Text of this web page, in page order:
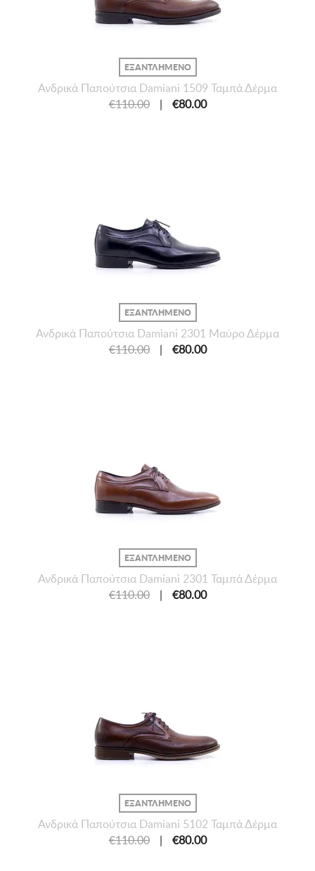
ΕΞΑΝΤΛΗΜΕΝΟ
Ανδρικά Παπούτσια Damiani 1509 Ταμπά Δέρμα
€110.00
| €80.00
ΕΞΑΝΤΛΗΜΕΝΟ
Ανδρικά Παπούτσια Damiani 2301 Μαύρο Δέρμα
€110.00
| €80.00
ΕΞΑΝΤΛΗΜΕΝΟ
Ανδρικά Παπούτσια Damiani 2301 Ταμπά Δέρμα
€110.00
| €80.00
ΕΞΑΝΤΛΗΜΕΝΟ
Ανδρικά Παπούτσια Damiani 5102 Ταμπά Δέρμα
€110.00
| €80.00